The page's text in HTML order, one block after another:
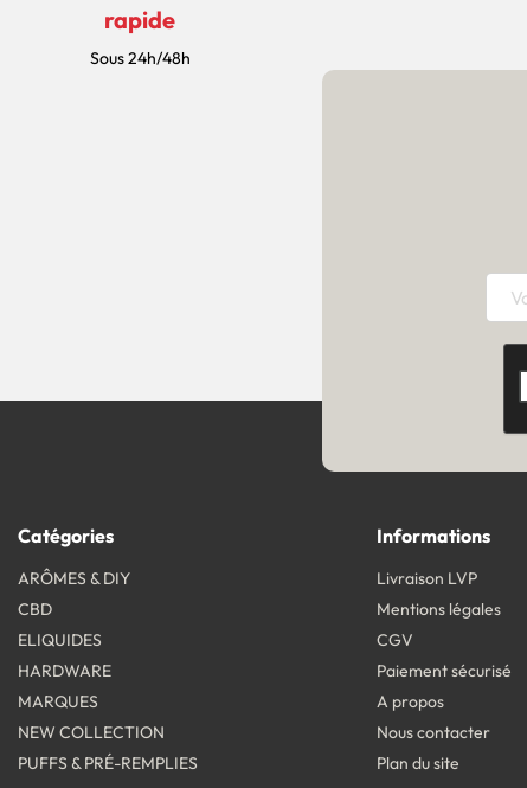
rapide
Sous 24h/48h
Catégories
ARÔMES & DIY
CBD
ELIQUIDES
HARDWARE
MARQUES
NEW COLLECTION
PUFFS & PRÉ-REMPLIES
Informations
Livraison LVP
Mentions légales
CGV
Paiement sécurisé
A propos
Nous contacter
Plan du site